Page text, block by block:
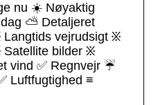
nu ☀️ Nøyaktig
⛅ Detaljeret
vejrudsigt ፠
bilder ፠
vind ✅ Regnvejr ☔
Luftfugtighed ≡